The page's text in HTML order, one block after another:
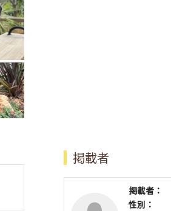
掲載者
掲載者：
性別：